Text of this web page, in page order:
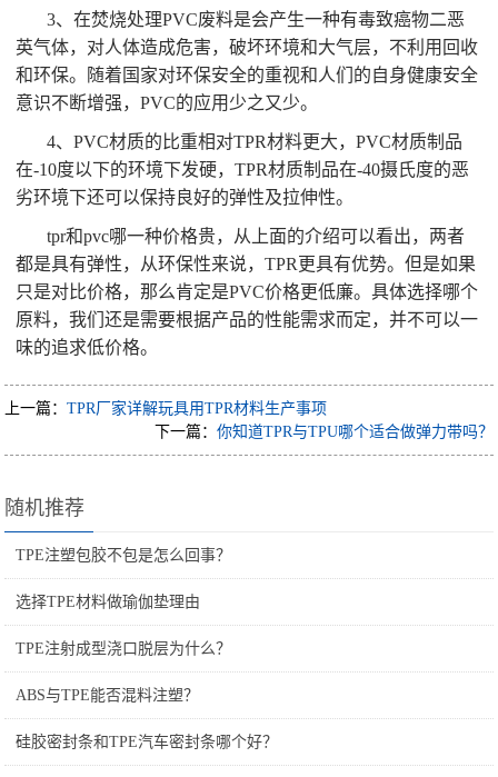
3、在焚烧处理PVC废料是会产生一种有毒致癌物二恶
英气体，对人体造成危害，破坏环境和大气层，不利用回收
和环保。随着国家对环保安全的重视和人们的自身健康安全
意识不断增强，PVC的应用少之又少。
4、PVC材质的比重相对TPR材料更大，PVC材质制品
在-10度以下的环境下发硬，TPR材质制品在-40摄氏度的恶
劣环境下还可以保持良好的弹性及拉伸性。
tpr和pvc哪一种价格贵，从上面的介绍可以看出，两者
都是具有弹性，从环保性来说，TPR更具有优势。但是如果
只是对比价格，那么肯定是PVC价格更低廉。具体选择哪个
原料，我们还是需要根据产品的性能需求而定，并不可以一
味的追求低价格。
上一篇：TPR厂家详解玩具用TPR材料生产事项
下一篇： 你知道TPR与TPU哪个适合做弹力带吗？
随机推荐
TPE注塑包胶不包是怎么回事？
选择TPE材料做瑜伽垫理由
TPE注射成型浇口脱层为什么？
ABS与TPE能否混料注塑？
硅胶密封条和TPE汽车密封条哪个好？